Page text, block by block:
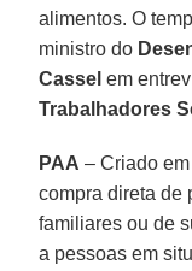
alimentos. O
ministro do
Cassel em
Trabalhadores
PAA – Criado
compra direta de
familiares ou de
a pessoas em